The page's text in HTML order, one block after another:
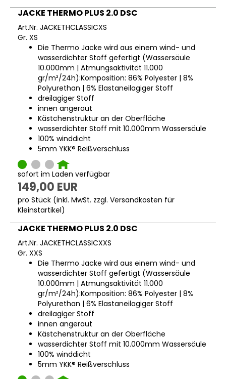
JACKE THERMO PLUS 2.0 DSC
Art.Nr. JACKETHCLASSICXS
Gr. XS
Die Thermo Jacke wird aus einem wind- und
wasserdichter Stoff gefertigt (Wassersäule
10.000mm | Atmungsaktivität 11.000
gr/m²/24h):Komposition: 86% Polyester | 8%
Polyurethan | 6% Elastaneilagiger Stoff
dreilagiger Stoff
innen angeraut
Kästchenstruktur an der Oberfläche
wasserdichter Stoff mit 10.000mm Wassersäule
100% winddicht
5mm YKK® Reißverschluss
sofort im Laden verfügbar
149,00 EUR
pro Stück (inkl. MwSt. zzgl. Versandkosten für
Kleinstartikel)
JACKE THERMO PLUS 2.0 DSC
Art.Nr. JACKETHCLASSICXXS
Gr. XXS
Die Thermo Jacke wird aus einem wind- und
wasserdichter Stoff gefertigt (Wassersäule
10.000mm | Atmungsaktivität 11.000
gr/m²/24h):Komposition: 86% Polyester | 8%
Polyurethan | 6% Elastaneilagiger Stoff
dreilagiger Stoff
innen angeraut
Kästchenstruktur an der Oberfläche
wasserdichter Stoff mit 10.000mm Wassersäule
100% winddicht
5mm YKK® Reißverschluss